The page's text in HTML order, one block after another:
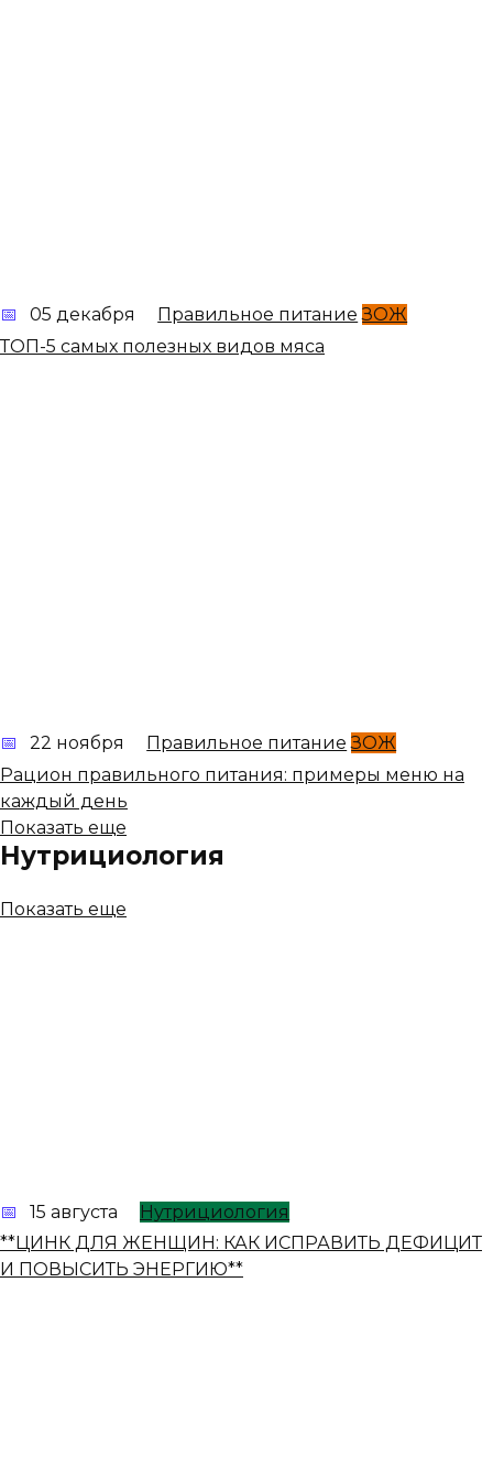
05 декабря Правильное питание ЗОЖ
ТОП-5 самых полезных видов мяса
22 ноября Правильное питание ЗОЖ
Рацион правильного питания: примеры меню на
каждый день
Показать еще
Нутрициология
Показать еще
15 августа
Нутрициология
**ЦИНК ДЛЯ ЖЕНЩИН: КАК ИСПРАВИТЬ ДЕФИЦИТ
И ПОВЫСИТЬ ЭНЕРГИЮ**